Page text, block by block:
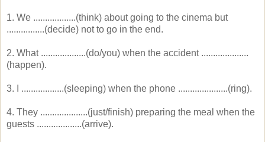
1. We ..................(think) about going to the cinema but
................(decide) not to go in the end.
2. What ...................(do/you) when the accident ....................
(happen).
3. I ..................(sleeping) when the phone .....................(ring).
4. They ....................(just/finish) preparing the meal when the
guests ...................(arrive).